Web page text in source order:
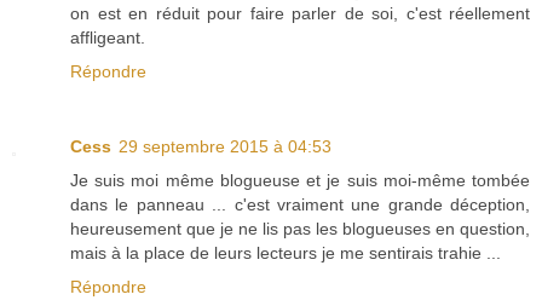
on est en réduit pour faire parler de soi, c'est réellement
affligeant.
Répondre
Cess 29 septembre 2015 à 04:53
Je suis moi même blogueuse et je suis moi-même tombée
dans le panneau ... c'est vraiment une grande déception,
heureusement que je ne lis pas les blogueuses en question,
mais à la place de leurs lecteurs je me sentirais trahie ...
Répondre